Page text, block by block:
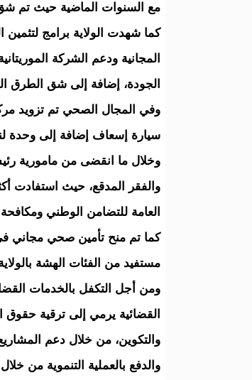
مع السنوات الماضية حيث تم شق 3000 كلم بعد أن كانت في السنوات الماضية لا تتجاوز عتبة 1500
كما شهدت الولاية برامج لتثمين
المجانية ودعم الشركة
الجودة، إضافة إلى شق الطرق
سيارة إسعاف إضافة إلى وحدة
وخلال ما انقضى من مامورية
العامة للتضامن الوطني
مستفيد من الفئات الهشة
ومن أجل التكفل بالخدمات
القضائية يرمي إلى ترقية
والتكوين، من خلال دعم
والدفع بالعملية التنموية